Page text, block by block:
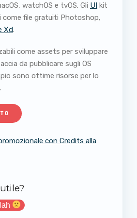
watchOS e tvOS. Gli UI kit
come file gratuiti Photoshop,
Xd.
come assets per sviluppare
da pubblicare sugli OS
sono ottime risorse per lo
con Credits alla